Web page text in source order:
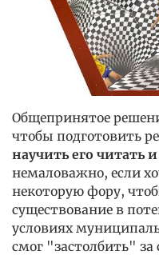
Общепринятое
чтобы подготовить
научить его читать
немаловажно, если
некоторую фору,
существование в
условиях
смог "застолбить"